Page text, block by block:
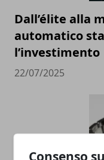
Consenso
Dall’élite alla
automatico
l’investimento
22/07/2025